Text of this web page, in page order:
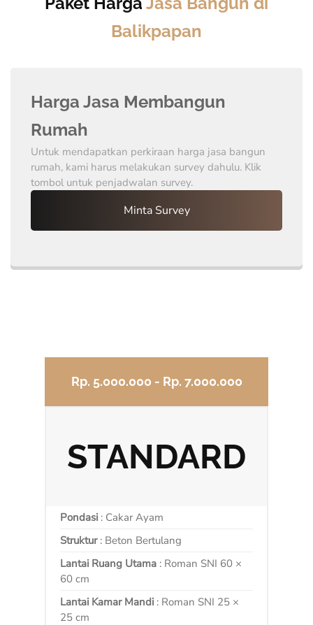
Balikpapan
Harga Jasa Membangun
Rumah
Untuk mendapatkan perkiraan harga jasa bangun
rumah, kami harus melakukan survey dahulu. Klik
tombol untuk penjadwalan survey.
Minta Survey
Rp. 5.000.000 - Rp. 7.000.000
STANDARD
Pondasi : Cakar Ayam
Struktur: Beton Bertulang
Lantai Ruang Utama : Roman SNI 60 ×
60 cm
Lantai Kamar Mandi : Roman SNI 25 ×
25 cm